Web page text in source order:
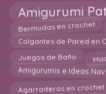
Amigurumi
Bermudas en crochet
Colgantes de Pared en
Juegos de Baño
Amigurumis e Ideas
Agarraderas en crochet